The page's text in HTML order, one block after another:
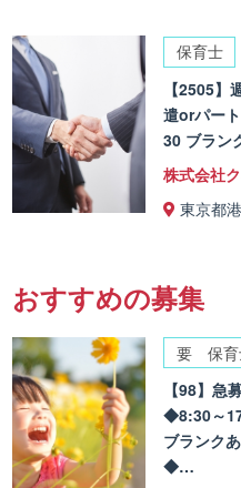
保育士
【2505】
遣orパー
30 ブラン
株式会社
東京都
おすすめの募集
要 保育
【98】急
◆8:30～
ブランク
◆…